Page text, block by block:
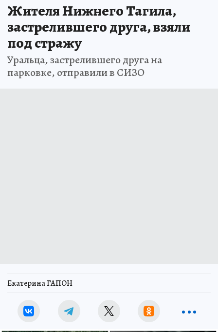
Жителя Нижнего Тагила,
застрелившего друга, взяли
под стражу
Уральца, застрелившего друга на
парковке, отправили в СИЗО
Екатерина ГАПОН